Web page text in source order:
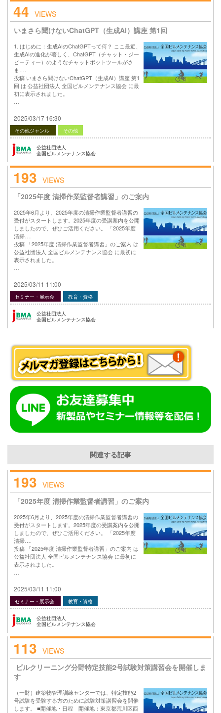
44 VIEWS
いまさら聞けないChatGPT（生成AI）講座 第1回
1. はじめに：生成AIのChatGPTって何？ ここ最近、
生成AIの進化が著しく、ChatGPT（チャット・ジー
ピーティー）のようなチャットボットツールがさ
ま….
投稿 いまさら聞けないChatGPT（生成AI）講座 第1
回 は 公益社団法人 全国ビルメンテナンス協会 に最
初に表示されました。
2025/03/17 16:30
その他ジャンル その他
公益社団法人
全国ビルメンテナンス協会
193 VIEWS
「2025年度 清掃作業監督者講習」のご案内
2025年6月より、2025年度の清掃作業監督者講習の
受付がスタートします。2025年度の受講案内を公開
しましたので、ぜひご活用ください。 「2025年度
清掃….
投稿 「2025年度 清掃作業監督者講習」のご案内 は
公益社団法人 全国ビルメンテナンス協会 に最初に
表示されました。
2025/03/11 11:00
セミナー・展示会 教育・資格
公益社団法人
全国ビルメンテナンス協会
関連する記事
193 VIEWS
「2025年度 清掃作業監督者講習」のご案内
2025年6月より、2025年度の清掃作業監督者講習の
受付がスタートします。2025年度の受講案内を公開
しましたので、ぜひご活用ください。 「2025年度
清掃….
投稿 「2025年度 清掃作業監督者講習」のご案内 は
公益社団法人 全国ビルメンテナンス協会 に最初に
表示されました。
2025/03/11 11:00
セミナー・展示会 教育・資格
公益社団法人
全国ビルメンテナンス協会
113 VIEWS
ビルクリーニング分野特定技能2号試験対策講習会を開催しま
す
（一財）建築物管理訓練センターでは、特定技能2
号試験を受験する方のために試験対策講習会を開催
します。 ■開催地・日程 開催地：東京都荒川区西